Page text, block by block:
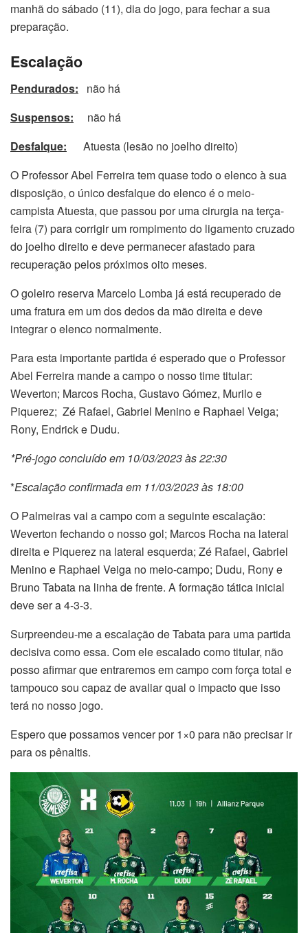
manhã do sábado (11), dia do jogo, para fechar a sua
preparação.
Escalação
Pendurados: não há
Suspensos:
não há
Desfalque:
Atuesta (lesão no joelho direito)
O Professor Abel Ferreira tem quase todo o elenco à sua
disposição, o único desfalque do elenco é o meio-
campista Atuesta, que passou por uma cirurgia na terça-
feira (7) para corrigir um rompimento do ligamento cruzado
do joelho direito e deve permanecer afastado para
recuperação pelos próximos oito meses.
O goleiro reserva Marcelo Lomba já está recuperado de
uma fratura em um dos dedos da mão direita e deve
integrar o elenco normalmente.
Para esta importante partida é esperado que o Professor
Abel Ferreira mande a campo o nosso time titular:
Weverton; Marcos Rocha, Gustavo Gómez, Murilo e
Piquerez; Zé Rafael, Gabriel Menino e Raphael Veiga;
Rony, Endrick e Dudu.
*Pré-jogo concluído em 10/03/2023 às 22:30
*Escalação confirmada em 11/03/2023 às 18:00
O Palmeiras vai a campo com a seguinte escalação:
Weverton fechando o nosso gol; Marcos Rocha na lateral
direita e Piquerez na lateral esquerda; Zé Rafael, Gabriel
Menino e Raphael Veiga no meio-campo; Dudu, Rony e
Bruno Tabata na linha de frente. A formação tática inicial
deve ser a 4-3-3.
Surpreendeu-me a escalação de Tabata para uma partida
decisiva como essa. Com ele escalado como titular, não
posso afirmar que entraremos em campo com força total e
tampouco sou capaz de avaliar qual o impacto que isso
terá no nosso jogo.
Espero que possamos vencer por 1×0 para não precisar ir
para os pênaltis.